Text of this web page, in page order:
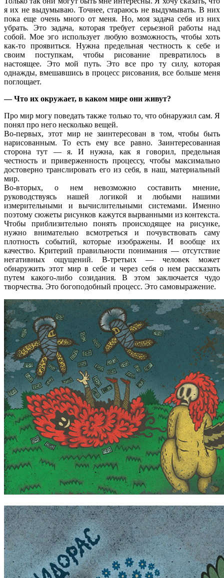
я их не выдумываю. Точнее, стараюсь не выдумывать. В них
пока еще очень много от меня. Но, моя задача себя из них
убрать. Это задача, которая требует серьезной работы над
собой. Мое эго использует любую возможность, чтобы хоть
как-то проявиться. Нужна предельная честность к себе и
своим поступкам, чтобы рисование превратилось в
настоящее. Это мой путь. Это все про ту силу, которая
однажды, вмешавшись в процесс рисования, все больше меня
поглощает.
— Что их окружает, в каком мире они живут?
Про мир могу поведать также только то, что обнаружил сам. Я
понял про него несколько вещей.
Во-первых, этот мир не заинтересован в том, чтобы быть
нарисованным. То есть ему все равно. Заинтересованная
сторона тут — я. И нужна, как я говорил, предельная
честность и приверженность процессу, чтобы максимально
достоверно транслировать его из себя, в наш, материальный
мир.
Во-вторых, о нем невозможно составить мнение,
руководствуясь нашей логикой и любыми нашими
измерительными и вычислительными системами. Именно
поэтому сюжеты рисунков кажутся вырванными из контекста.
Чтобы приблизительно понять происходящее на рисунке,
нужно внимательно всмотреться и почувствовать саму
плотность событий, которые изображены. И вообще их
качество. Критерий правильности понимания — отсутствие
негативных ощущений. В-третьих — человек может
обнаружить этот мир в себе и через себя о нем рассказать
путем какого-либо созидания. В этом заключается чудо
творчества. Это богоподобный процесс. Это самовыражение.